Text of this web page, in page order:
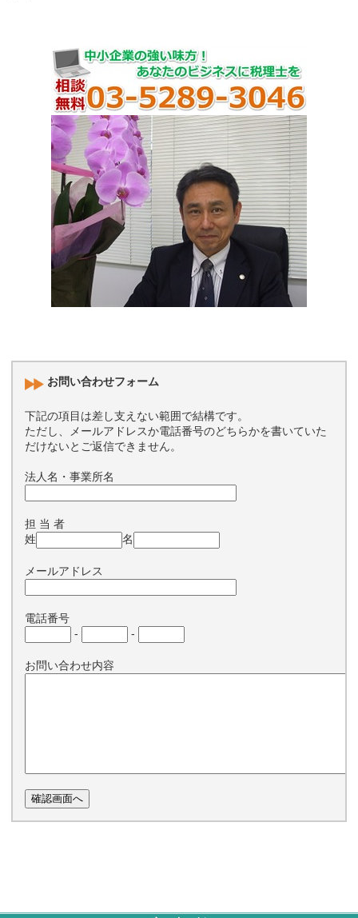
お問い合わせフォーム
下記の項目は差し支えない範囲で結構です。
ただし、メールアドレスか電話番号のどちらかを書いていた
だけないとご返信できません。
法人名・事業所名
担 当 者
姓
名
メールアドレス
電話番号
-
-
お問い合わせ内容